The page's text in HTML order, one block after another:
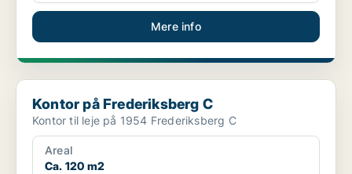
Mere info
Kontor på Frederiksberg C
Kontor på Frederiksberg C
Kontor til leje på 1954 Frederiksberg C
Areal
Ca. 120 m2